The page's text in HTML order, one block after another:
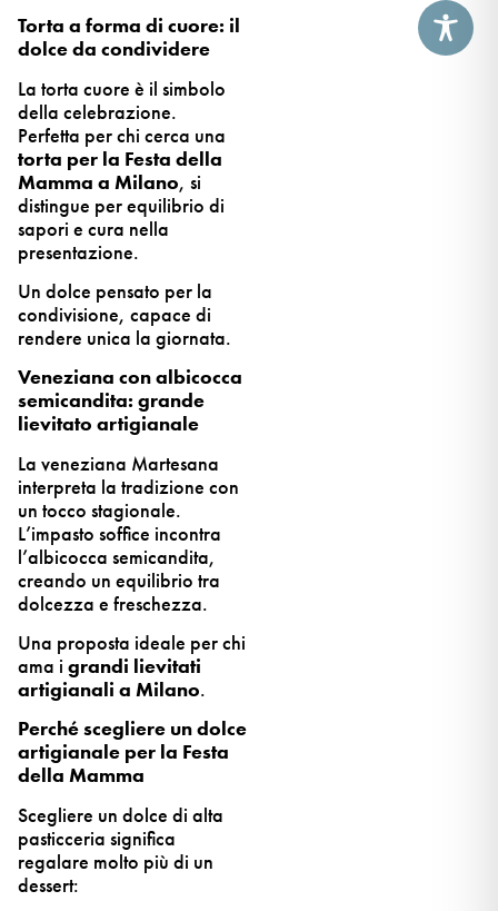
Torta a forma di cuore: il
dolce da condividere
La torta cuore è il simbolo
della celebrazione.
Perfetta per chi cerca una
torta per la Festa della
Mamma a Milano, si
distingue per equilibrio di
sapori e cura nella
presentazione.
Un dolce pensato per la
condivisione, capace di
rendere unica la giornata.
Veneziana con albicocca
semicandita: grande
lievitato artigianale
La veneziana Martesana
interpreta la tradizione con
un tocco stagionale.
L’impasto soffice incontra
l’albicocca semicandita,
creando un equilibrio tra
dolcezza e freschezza.
Una proposta ideale per chi
ama i grandi lievitati
artigianali a Milano.
Perché scegliere un dolce
artigianale per la Festa
della Mamma
Scegliere un dolce di alta
pasticceria significa
regalare molto più di un
dessert: